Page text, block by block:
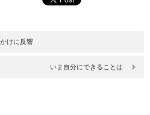
けに反響
いま自分にできることは